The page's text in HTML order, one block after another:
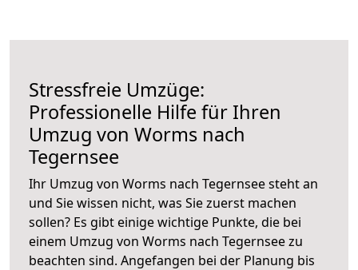
Stressfreie Umzüge:
Professionelle Hilfe für Ihren
Umzug von Worms nach
Tegernsee
Ihr Umzug von Worms nach Tegernsee steht an
und Sie wissen nicht, was Sie zuerst machen
sollen? Es gibt einige wichtige Punkte, die bei
einem Umzug von Worms nach Tegernsee zu
beachten sind. Angefangen bei der Planung bis